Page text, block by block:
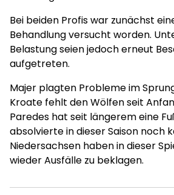
Bei beiden Profis war zunächst
Behandlung versucht worden.
Belastung seien jedoch erneut
aufgetreten.
Majer plagten Probleme im
Kroate fehlt den Wölfen seit
Paredes hat seit längerem eine
absolvierte in dieser Saison noch
Niedersachsen haben in dieser
wieder Ausfälle zu beklagen.